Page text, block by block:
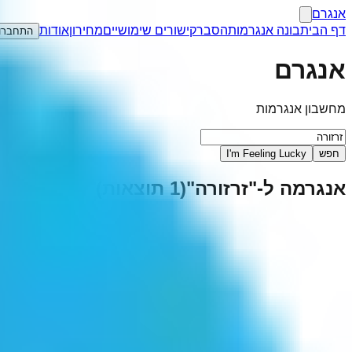
אנגרם
דף הביתבונה אנגרמותהסברקישורים שימושייםמחירוןאודות
אנגרם
מחשבון אנגרמות
חפש I'm Feeling Lucky
אנגרמה ל-"זרזורה"
(
1תוצאות)